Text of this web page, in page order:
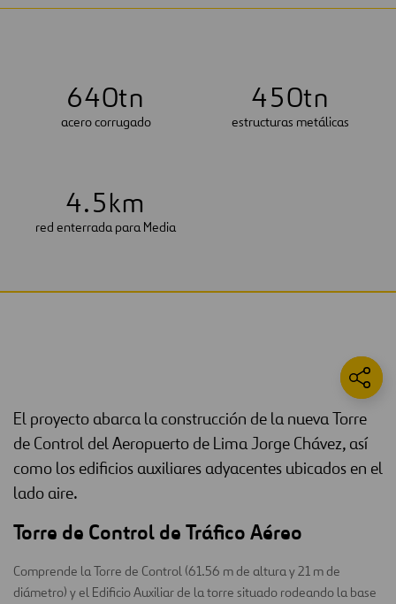
640tn
acero corrugado
450tn
estructuras metálicas
4.5km
red enterrada para Media
El proyecto abarca la construcción de la nueva Torre
de Control del Aeropuerto de Lima Jorge Chávez, así
como los edificios auxiliares adyacentes ubicados en el
lado aire.
Torre de Control de Tráfico Aéreo
Comprende la Torre de Control (61.56 m de altura y 21 m de
diámetro) y el Edificio Auxiliar de la torre situado rodeando la base